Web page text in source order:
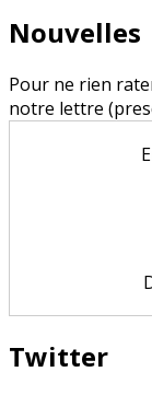
Nouvelles
Pour ne rien
notre lettre
Twitter